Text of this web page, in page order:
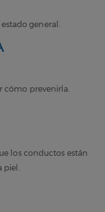
general.
cómo prevenirla.
los conductos están
piel.